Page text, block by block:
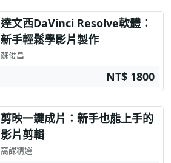
達文西DaVinci Resolve軟體：
新手輕鬆學影片製作
蘇俊昌
NT$ 1800
剪映一鍵成片：新手也能上手的
影片剪輯
窩課精選